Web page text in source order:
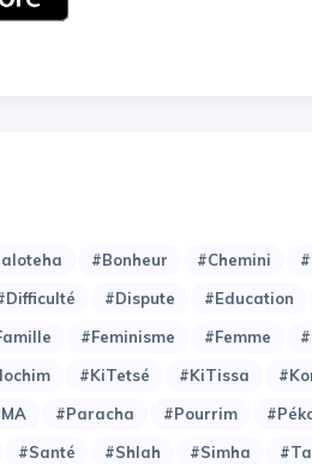
#Bonheur #Chemini
#Dispute #Education
#Feminisme #Femme
#KiTetsé #KiTissa
#Paracha #Pourrim
#Santé #Shlah #Simha